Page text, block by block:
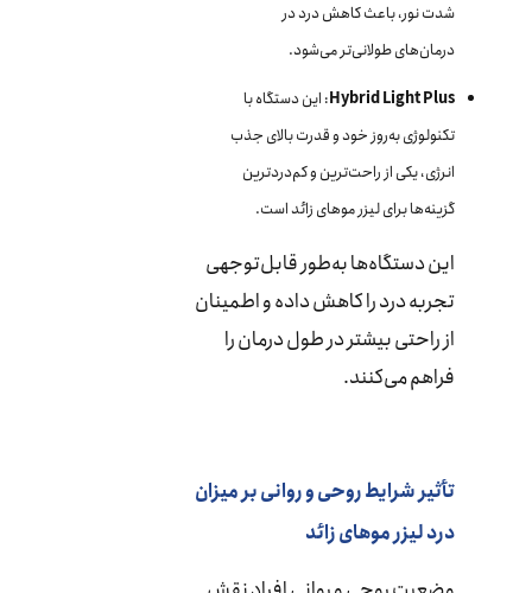
شدت نور، باعث کاهش درد در
درمان‌های طولانی‌تر می‌شود.
Hybrid Light Plus: این دستگاه با
تکنولوژی به‌روز خود و قدرت بالای جذب
انرژی، یکی از راحت‌ترین و کم‌دردترین
گزینه‌ها برای لیزر موهای زائد است.
این دستگاه‌ها به‌طور قابل‌توجهی
تجربه درد را کاهش داده و اطمینان
از راحتی بیشتر در طول درمان را
فراهم می‌کنند.
تأثیر شرایط روحی و روانی بر میزان
درد لیزر موهای زائد